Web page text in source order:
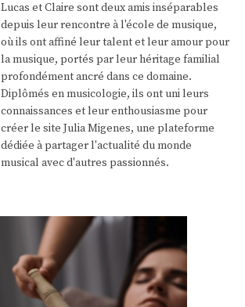
Lucas et Claire sont deux amis inséparables
depuis leur rencontre à l'école de musique,
où ils ont affiné leur talent et leur amour pour
la musique, portés par leur héritage familial
profondément ancré dans ce domaine.
Diplômés en musicologie, ils ont uni leurs
connaissances et leur enthousiasme pour
créer le site Julia Migenes, une plateforme
dédiée à partager l'actualité du monde
musical avec d'autres passionnés.